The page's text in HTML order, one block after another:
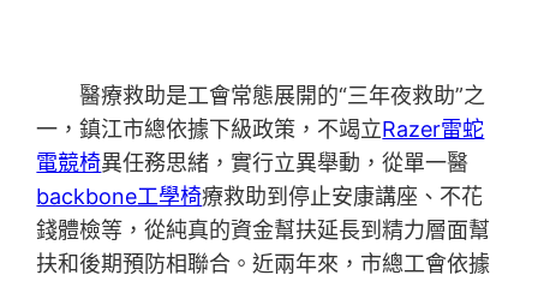
醫療救助是工會常態展開的“三年夜救助”之
一，鎮江市總依據下級政策，不竭立Razer雷蛇
電競椅異任務思緒，實行立異舉動，從單一醫
backbone工學椅療救助到停止安康講座、不花
錢體檢等，從純真的資金幫扶延長到精力層面幫
扶和後期預防相聯合。近兩年來，市總工會依據